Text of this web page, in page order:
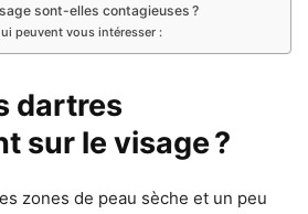
sont-elles contagieuses ?
peuvent vous intéresser :
dartres
sur le visage ?
zones de peau sèche et un peu